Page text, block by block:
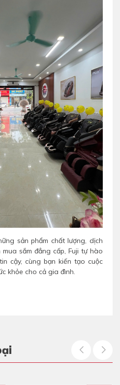
sản phẩm chất lượng, dịch
sắm đẳng cấp, Fuji tự hào
cậy, cùng bạn kiến tạo cuộc
khỏe cho cả gia đình.